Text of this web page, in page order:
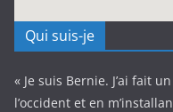
Qui suis-je
« Je suis Bernie. J’ai fait
l’occident et en